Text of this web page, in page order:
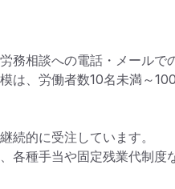
務相談への電話・メールで
は、労働者数10名未満～
続的に受注しています。
各種手当や固定残業代制度